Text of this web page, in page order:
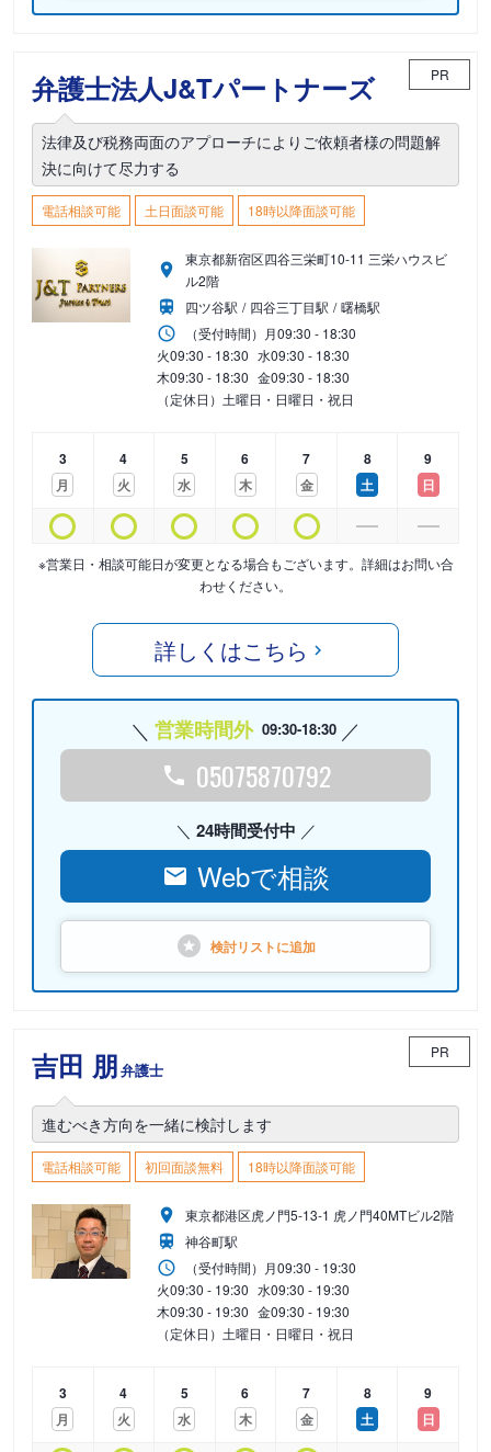
弁護士法人J&Tパートナーズ PR
法律及び税務両面のアプローチによりご依頼者様の問題解
決に向けて尽力する
電話相談可能 土日面談可能 18時以降面談可能
東京都新宿区四谷三栄町10-11 三栄ハウスビ
ル2階
四ツ谷駅
四谷三丁目駅
曙橋駅
（受付時間） 月09:30 - 18:30
火09:30 - 18:30 水09:30 - 18:30
木09:30 - 18:30 金09:30 - 18:30
（定休日）土曜日・日曜日・祝日
3
月
4
火
5
水
6
木
7
金
8
土
9
日
※営業日・相談可能日が変更となる場合もございます。詳細はお問い合
わせください。
詳しくはこちら
営業時間外 09:30-18:30
05075870792
24時間受付中
Webで相談
検討リストに追加
吉田 朋弁護士
PR
進むべき方向を一緒に検討します
電話相談可能 初回面談無料 18時以降面談可能
東京都港区虎ノ門5-13-1 虎ノ門40MTビル2階
神谷町駅
（受付時間） 月09:30 - 19:30
火09:30 - 19:30 水09:30 - 19:30
木09:30 - 19:30 金09:30 - 19:30
（定休日）土曜日・日曜日・祝日
3
月
4
火
5
水
6
木
7
金
8
土
9
日